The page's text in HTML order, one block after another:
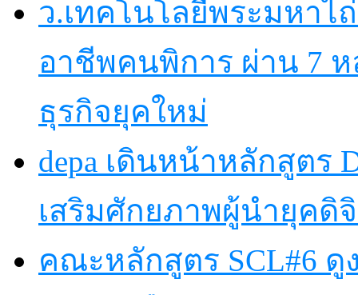
ว.เทคโนโลยีพระมหาไ
อาชีพคนพิการ ผ่าน 7
ธุรกิจยุคใหม่
depa เดินหน้าหลักสูตร
เสริมศักยภาพผู้นำยุคดิ
คณะหลักสูตร SCL#6 ดู